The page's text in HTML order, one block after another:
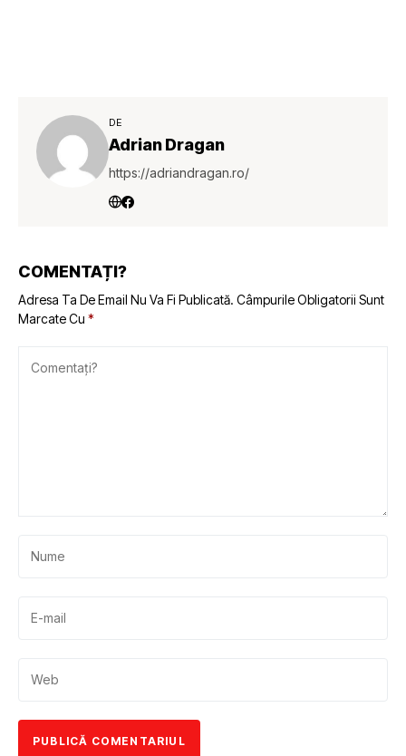
DE
Adrian Dragan
https://adriandragan.ro/
COMENTAȚI?
Adresa Ta De Email Nu Va Fi Publicată. Câmpurile Obligatorii Sunt
Marcate Cu *